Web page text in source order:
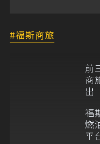
福斯商旅
前
商
出
福
燃
平